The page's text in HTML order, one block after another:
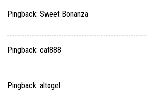
Pingback: Sweet Bonanza
Pingback: cat888
Pingback: altogel